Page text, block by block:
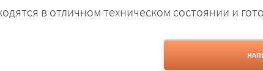
в отличном техническом состоянии и